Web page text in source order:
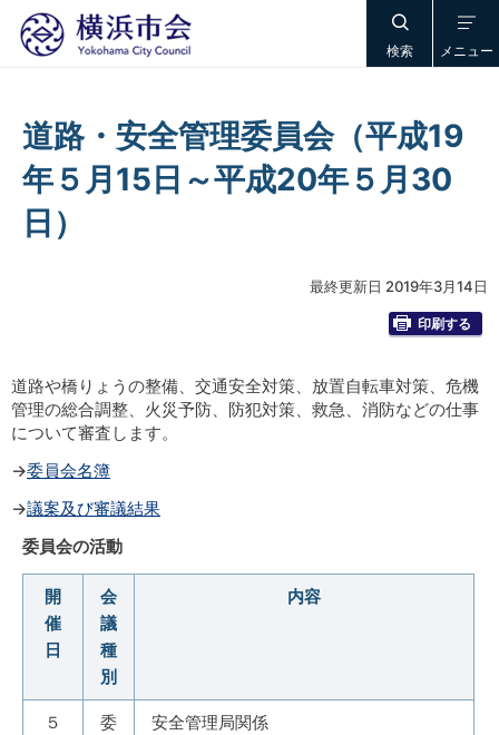
検索 メニュー
道路・安全管理委員会（平成19
年５月15日～平成20年５月30
日）
最終更新日 2019年3月14日
印刷する
道路や橋りょうの整備、交通安全対策、放置自転車対策、危機
管理の総合調整、火災予防、防犯対策、救急、消防などの仕事
について審査します。
→委員会名簿
→議案及び審議結果
委員会の活動
開
催
日
会
議
種
別
内容
５
委
安全管理局関係